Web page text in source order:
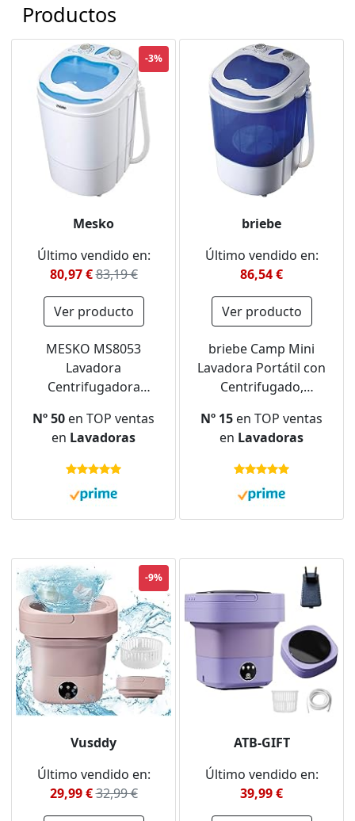
Productos
-3%
Mesko
Último vendido en:
80,97 €83,19 €
Ver producto
MESKO MS8053
Lavadora
Centrifugadora
ropa, 1Kg
Centrifugado, perfecta
Camping, Caravanas y
Nº 50 en TOP ventas
en Lavadoras
briebe
Último vendido en:
86,54 €
Ver producto
briebe Camp Mini
Lavadora Portátil con
Centrifugado,
Ropa 3Kg, Ideal Viajes,
Caravanas Camper y
Autocaravanas, Carga
Consumo Agua y
Energía, WM1111
Nº 15 en TOP ventas
en Lavadoras
-9%
Vusddy
Último vendido en:
29,99 €32,99 €
ATB-GIFT
Último vendido en:
39,99 €